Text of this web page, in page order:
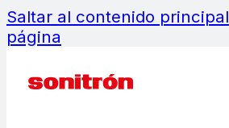
Saltar al contenido principal
página